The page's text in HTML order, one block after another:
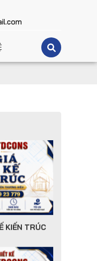
triển
KIẾN TRÚC